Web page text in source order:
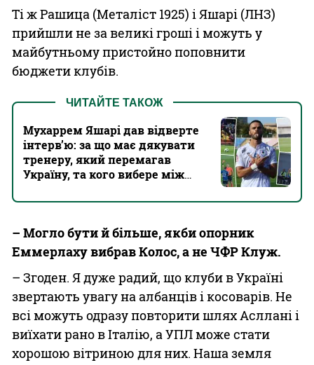
Ті ж Рашица (Металіст 1925) і Яшарі (ЛНЗ)
прийшли не за великі гроші і можуть у
майбутньому пристойно поповнити
бюджети клубів.
ЧИТАЙТЕ ТАКОЖ
Мухаррем Яшарі дав відверте
інтерв’ю: за що має дякувати
тренеру, який перемагав
Україну, та кого вибере між
– Могло бути й більше, якби опорник
Еммерлаху вибрав Колос, а не ЧФР Клуж.
– Згоден. Я дуже радий, що клуби в Україні
звертають увагу на албанців і косоварів. Не
всі можуть одразу повторити шлях Асллані і
виїхати рано в Італію, а УПЛ може стати
хорошою вітриною для них. Наша земля